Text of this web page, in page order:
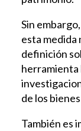
Sin
esta medida
definición
herramienta
de los
También es